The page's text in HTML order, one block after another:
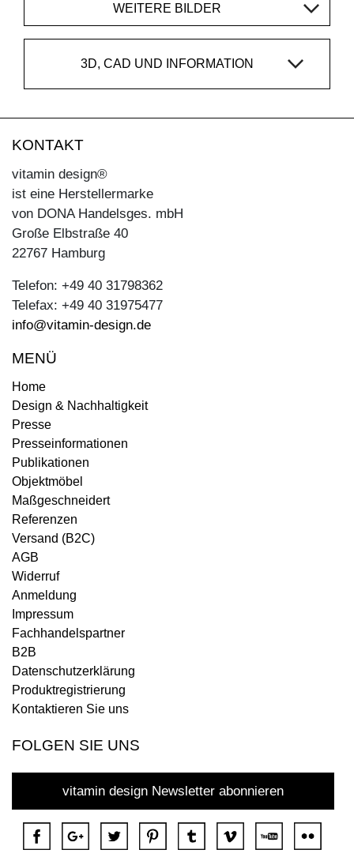
WEITERE BILDER
3D, CAD UND INFORMATION
KONTAKT
vitamin design®
ist eine Herstellermarke
von DONA Handelsges. mbH
Große Elbstraße 40
22767 Hamburg
Telefon: +49 40 31798362
Telefax: +49 40 31975477
info@vitamin-design.de
MENÜ
Home
Design & Nachhaltigkeit
Presse
Presseinformationen
Publikationen
Objektmöbel
Maßgeschneidert
Referenzen
Versand (B2C)
AGB
Widerruf
Anmeldung
Impressum
Fachhandelspartner
B2B
Datenschutzerklärung
Produktregistrierung
Kontaktieren Sie uns
FOLGEN SIE UNS
vitamin design Newsletter abonnieren